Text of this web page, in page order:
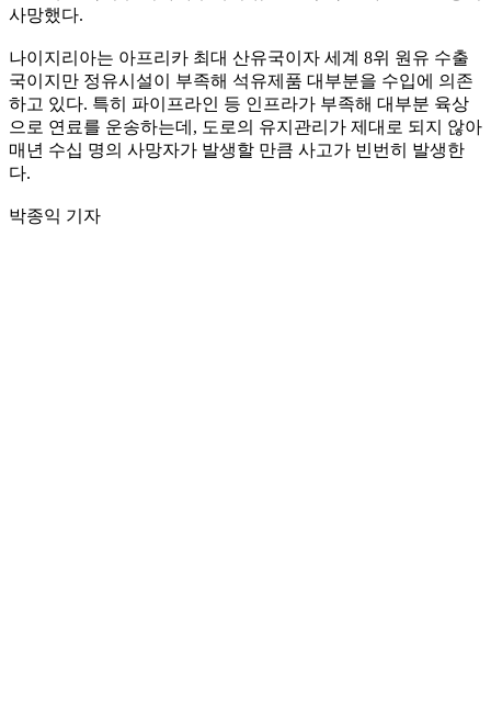
사망했다.
나이지리아는 아프리카 최대 산유국이자 세계 8위 원유 수출
국이지만 정유시설이 부족해 석유제품 대부분을 수입에 의존
하고 있다. 특히 파이프라인 등 인프라가 부족해 대부분 육상
으로 연료를 운송하는데, 도로의 유지관리가 제대로 되지 않아
매년 수십 명의 사망자가 발생할 만큼 사고가 빈번히 발생한
다.
박종익 기자